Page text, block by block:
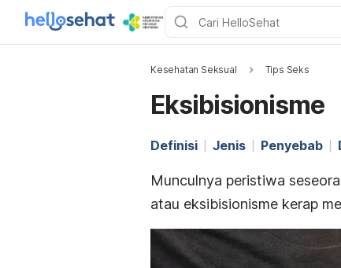
Kesehatan Seksual Tips Seks
Eksibisionisme
Definisi Jenis Penyebab
Munculnya peristiwa
atau eksibisionisme kerap